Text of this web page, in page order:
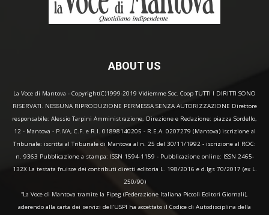
ABOUT US
La Voce di Mantova - Copyright(C)1999-2019 Vidiemme Soc. Coop TUTTI I DIRITTI SONO
RISERVATI. NESSUNA RIPRODUZIONE PERMESSA SENZA AUTORIZZAZIONE Direttore
responsabile: Alessio Tarpini Amministrazione, Direzione e Redazione: piazza Sordello,
12 - Mantova - P.IVA, C.F. e R.I. 01898140205 - R.E.A. 0207279 (Mantova) iscrizione al
Tribunale: iscritta al Tribunale di Mantova al n. 25 del 30/11/1992 - iscrizione al ROC:
n. 9363 Pubblicazione a stampa: ISSN 1594-1159 - Pubblicazione online: ISSN 2465-
132X La testata fruisce dei contributi diretti editoria L. 198/2016 e d.lgs 70/2017 (ex L.
250/90)
“La Voce di Mantova tramite la Fipeg (Federazione Italiana Piccoli Editori Giornali),
aderendo alla carta dei servizi dell'USPI ha accettato il Codice di Autodisciplina della